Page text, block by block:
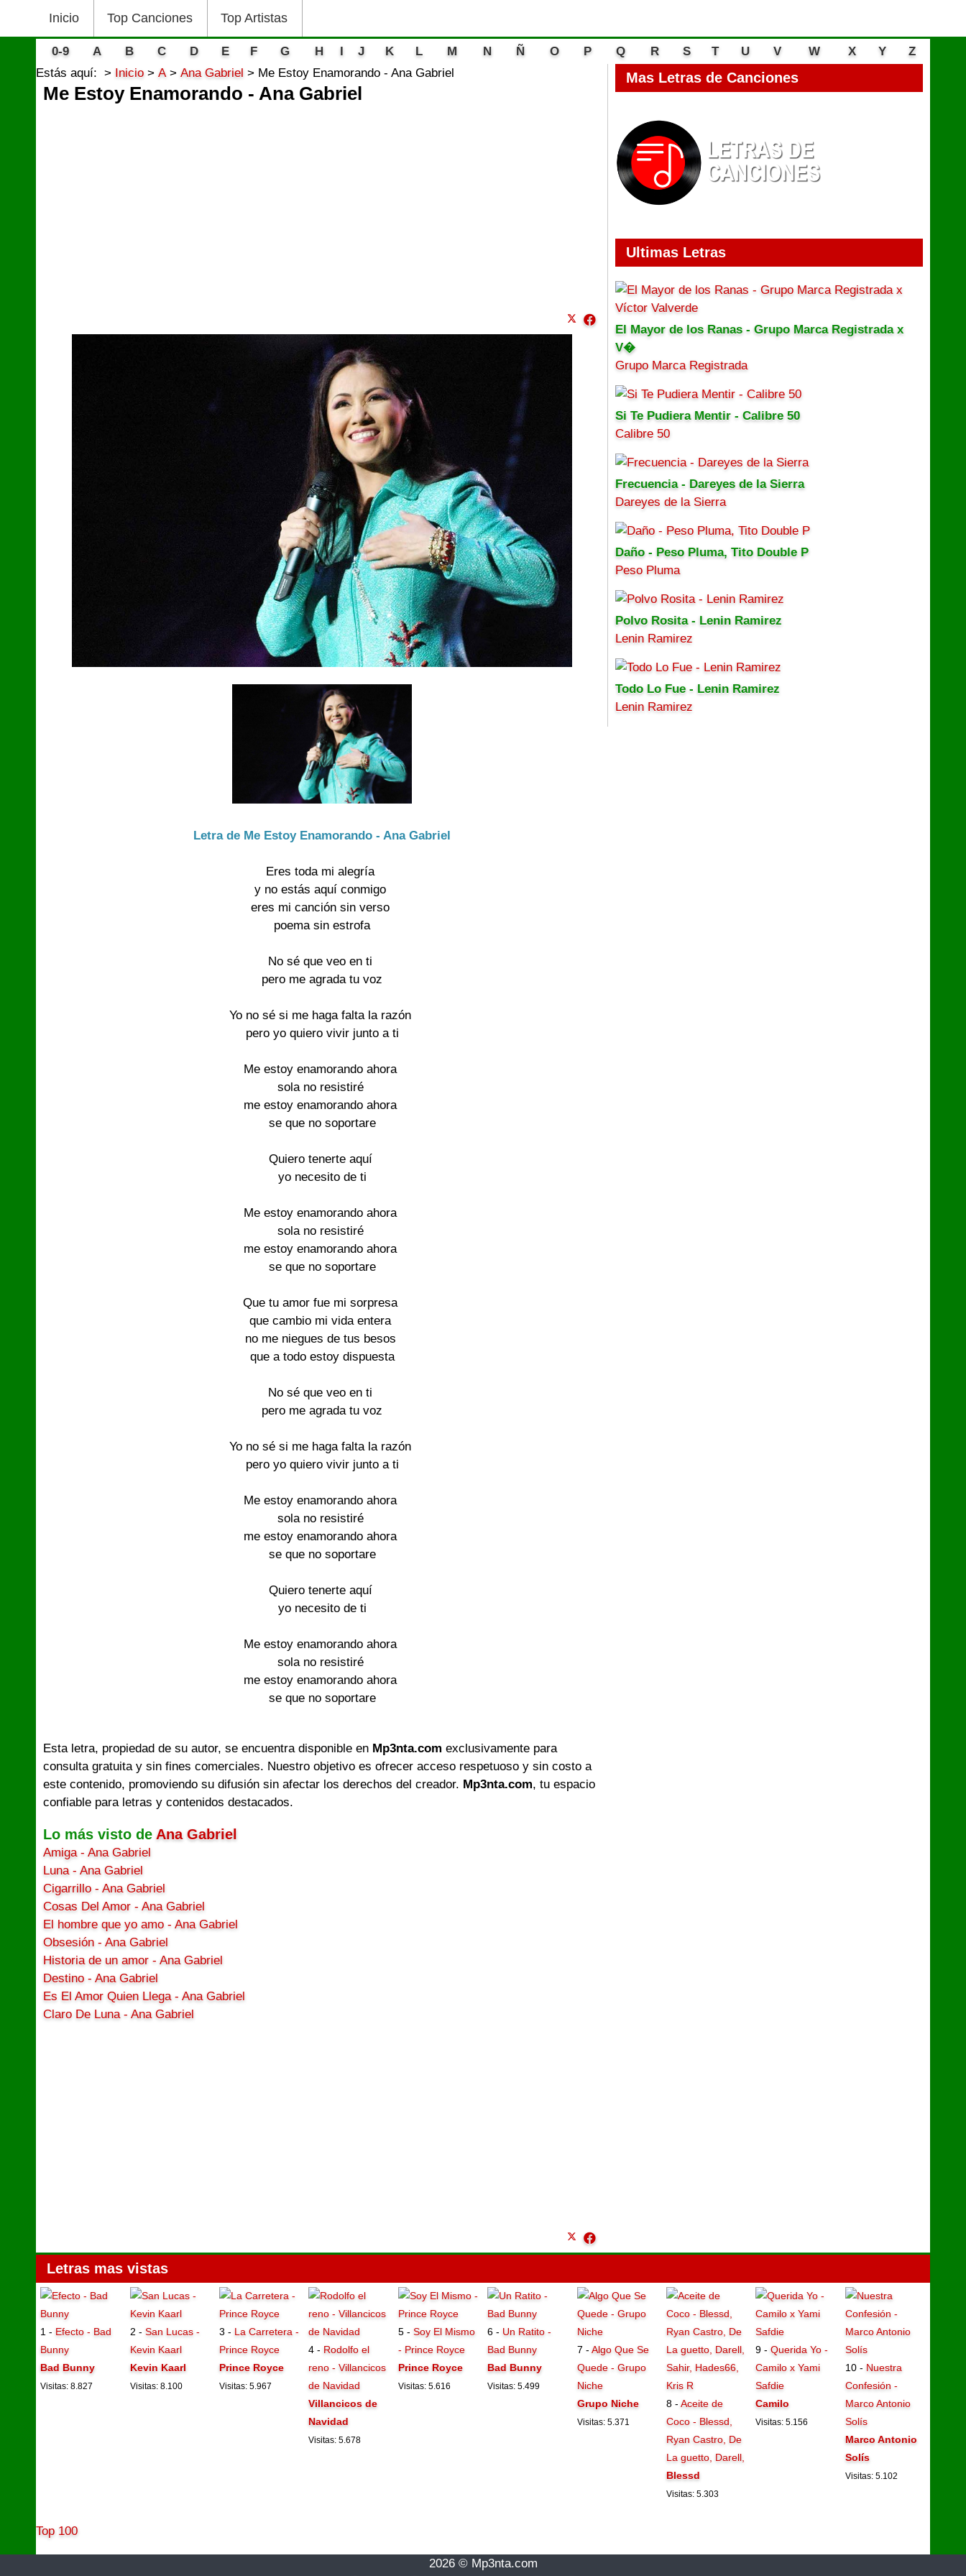
Inicio Top Canciones Top Artistas
0-9 A B C D E F G H I J K L M N Ñ O P Q R S T U V W X Y
Z
Estás aquí:
Inicio A Ana Gabriel Me Estoy Enamorando - Ana Gabriel
Me Estoy Enamorando - Ana Gabriel
Letra de Me Estoy Enamorando - Ana Gabriel
Eres toda mi alegría
y no estás aquí conmigo
eres mi canción sin verso
poema sin estrofa
No sé que veo en ti
pero me agrada tu voz
Yo no sé si me haga falta la razón
pero yo quiero vivir junto a ti
Me estoy enamorando ahora
sola no resistiré
me estoy enamorando ahora
se que no soportare
Quiero tenerte aquí
yo necesito de ti
Me estoy enamorando ahora
sola no resistiré
me estoy enamorando ahora
se que no soportare
Que tu amor fue mi sorpresa
que cambio mi vida entera
no me niegues de tus besos
que a todo estoy dispuesta
No sé que veo en ti
pero me agrada tu voz
Yo no sé si me haga falta la razón
pero yo quiero vivir junto a ti
Me estoy enamorando ahora
sola no resistiré
me estoy enamorando ahora
se que no soportare
Quiero tenerte aquí
yo necesito de ti
Me estoy enamorando ahora
sola no resistiré
me estoy enamorando ahora
se que no soportare
Esta letra, propiedad de su autor, se encuentra disponible en Mp3nta.com exclusivamente para
consulta gratuita y sin fines comerciales. Nuestro objetivo es ofrecer acceso respetuoso y sin costo a
este contenido, promoviendo su difusión sin afectar los derechos del creador. Mp3nta.com, tu espacio
confiable para letras y contenidos destacados.
Lo más visto de Ana Gabriel
Amiga - Ana Gabriel
Luna - Ana Gabriel
Cigarrillo - Ana Gabriel
Cosas Del Amor - Ana Gabriel
El hombre que yo amo - Ana Gabriel
Obsesión - Ana Gabriel
Historia de un amor - Ana Gabriel
Destino - Ana Gabriel
Es El Amor Quien Llega - Ana Gabriel
Claro De Luna - Ana Gabriel
Mas Letras de Canciones
Ultimas Letras
El Mayor de los Ranas - Grupo Marca Registrada x
V�
Grupo Marca Registrada
Si Te Pudiera Mentir - Calibre 50
Calibre 50
Frecuencia - Dareyes de la Sierra
Dareyes de la Sierra
Daño - Peso Pluma, Tito Double P
Peso Pluma
Polvo Rosita - Lenin Ramirez
Lenin Ramirez
Todo Lo Fue - Lenin Ramirez
Lenin Ramirez
Letras mas vistas
1 - Efecto - Bad
Bunny
Bad Bunny
Visitas: 8.827
2 - San Lucas -
Kevin Kaarl
Kevin Kaarl
Visitas: 8.100
3 - La Carretera -
Prince Royce
Prince Royce
Visitas: 5.967
4 - Rodolfo el
reno - Villancicos
de Navidad
Villancicos de
Navidad
Visitas: 5.678
5 - Soy El Mismo
- Prince Royce
Prince Royce
Visitas: 5.616
6 - Un Ratito -
Bad Bunny
Bad Bunny
Visitas: 5.499
7 - Algo Que Se
Quede - Grupo
Niche
Grupo Niche
Visitas: 5.371
8 - Aceite de
Coco - Blessd,
Ryan Castro, De
La guetto, Darell,
Blessd
Visitas: 5.303
9 -Querida Yo -
Camilo x Yami
Safdie
Camilo
Visitas: 5.156
10 - Nuestra
Confesión -
Marco Antonio
Solís
Marco Antonio
Solís
Visitas: 5.102
Top 100
2026 © Mp3nta.com